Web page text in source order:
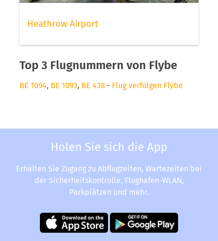
Heathrow Airport
Top 3 Flugnummern von Flybe
BE 1094, BE 1093, BE 438 - Flug verfolgen Flybe
Holen Sie sich die App
Erhalten Sie Zugang zu Abflugzeiten, Wartezeiten bei
der Sicherheitskontrolle, Flughafen-WLAN,
Parkplätzen und mehr.